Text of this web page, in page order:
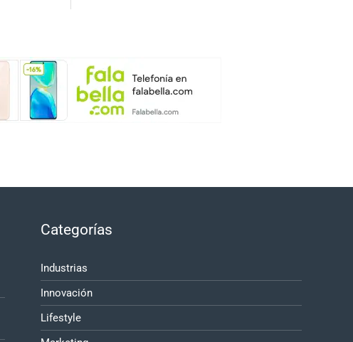
Categorías
Industrias
Innovación
Lifestyle